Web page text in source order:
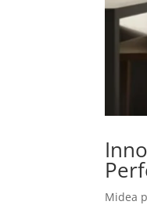
Midea